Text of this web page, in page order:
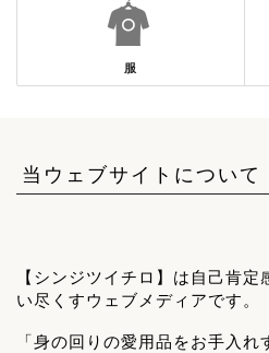
服
当ウェブサイトについて
【シンジツイチロ】は自己肯定
い尽くすウェブメディアです。
「身の回りの愛用品をお手入れ